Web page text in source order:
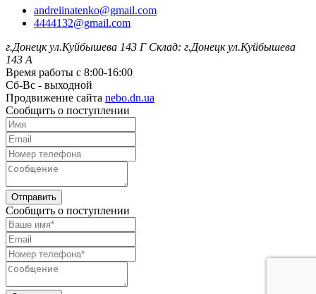
andreiinatenko@gmail.com
4444132@gmail.com
г.Донецк ул.Куйбышева 143 Г Склад: г.Донецк ул.Куйбышева
143 А
Время работы с 8:00-16:00
Сб-Вс - выходной
Продвижение сайта nebo.dn.ua
Сообщить о поступлении
Отправить
Сообщить о поступлении